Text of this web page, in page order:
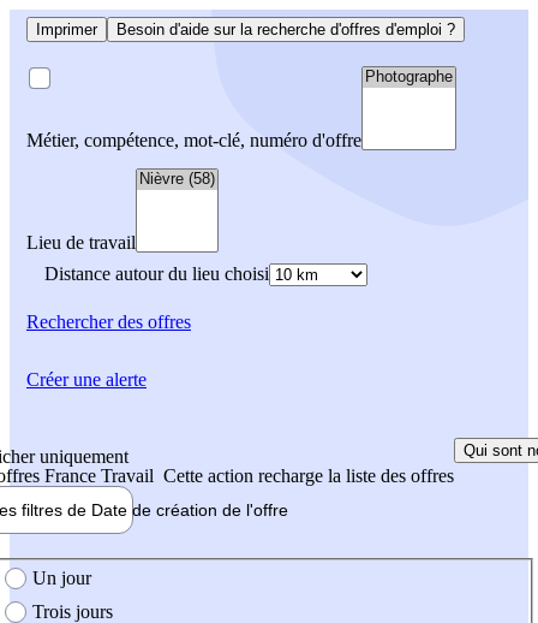
Imprimer Besoin d'aide sur la recherche d'offres d'emploi ?
Métier, compétence, mot-clé, numéro d'offre
Lieu de travail
Distance autour du lieu choisi
Rechercherdes offres
uniquement
France Travail Cette action recharge la liste des offres
Qui sont
filtres de Date de création de l'offre
création de l'offre
Un jour
Trois jours
Créer une alerte